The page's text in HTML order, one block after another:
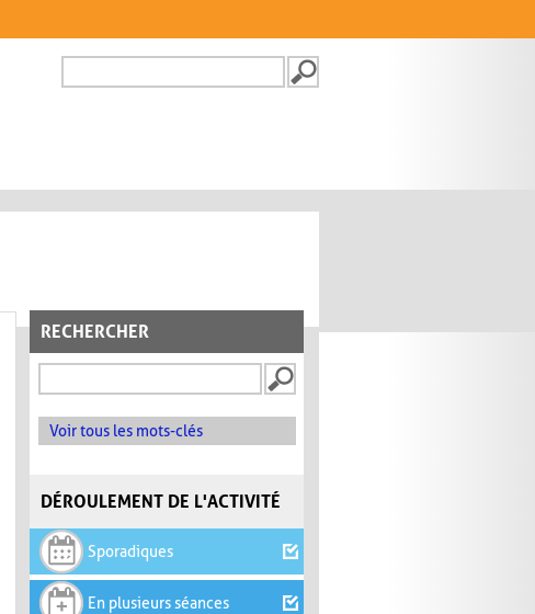
FORMULAIRE DE
RECHERCHER
Voir tous les mots-clés
DÉROULEMENT DE L'ACTIVITÉ
Sporadiques
En plusieurs séances